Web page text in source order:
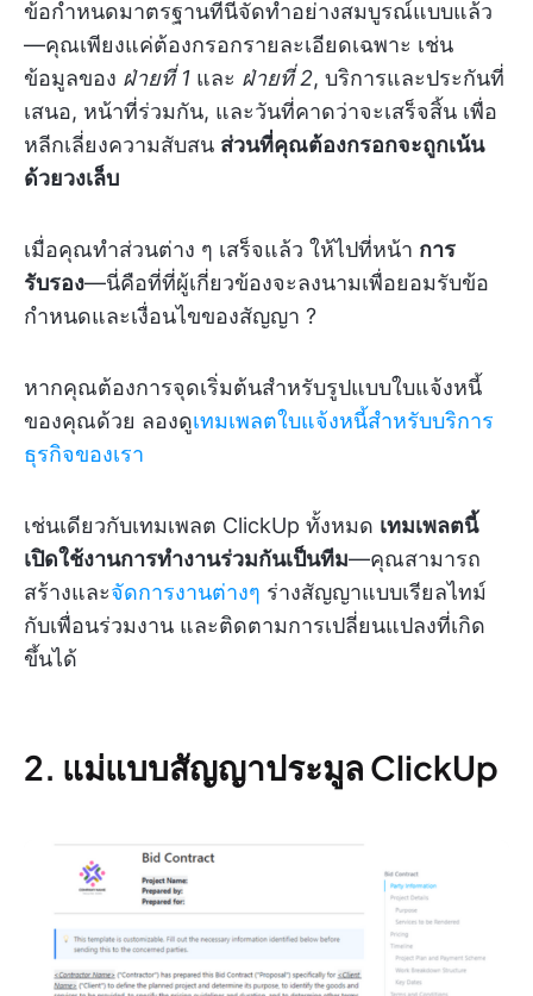
ข้อกำหนดมาตรฐานที่นี่จัดทำอย่างสมบูรณ์แบบแล้ว
—คุณเพียงแค่ต้องกรอกรายละเอียดเฉพาะ เช่น
ข้อมูลของ ฝ่ายที่ 1 และ ฝ่ายที่ 2, บริการและประกันที่
เสนอ, หน้าที่ร่วมกัน, และวันที่คาดว่าจะเสร็จสิ้น เพื่อ
หลีกเลี่ยงความสับสน ส่วนที่คุณต้องกรอกจะถูกเน้น
ด้วยวงเล็บ
เมื่อคุณทำส่วนต่าง ๆ เสร็จแล้ว ให้ไปที่หน้า การ
รับรอง—นี่คือที่ที่ผู้เกี่ยวข้องจะลงนามเพื่อยอมรับข้อ
กำหนดและเงื่อนไขของสัญญา ?️
หากคุณต้องการจุดเริ่มต้นสำหรับรูปแบบใบแจ้งหนี้
ของคุณด้วย ลองดูเทมเพลตใบแจ้งหนี้สำหรับบริการ
ธุรกิจของเรา
เช่นเดียวกับเทมเพลต ClickUp ทั้งหมด เทมเพลตนี้
เปิดใช้งานการทำงานร่วมกันเป็นทีม—คุณสามารถ
สร้างและจัดการงานต่างๆ ร่างสัญญาแบบเรียลไทม์
กับเพื่อนร่วมงาน และติดตามการเปลี่ยนแปลงที่เกิด
ขึ้นได้
2. แม่แบบสัญญาประมูล ClickUp